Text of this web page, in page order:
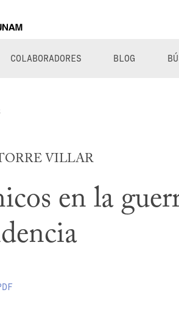
COLABORADORES BLOG
VILLAR
en la